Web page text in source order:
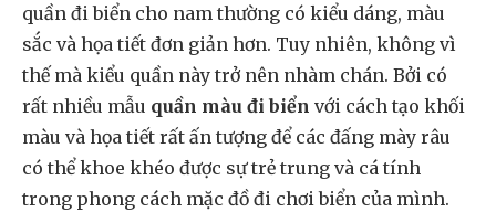
quần đi biển cho nam thường có kiểu dáng, màu
sắc và họa tiết đơn giản hơn. Tuy nhiên, không vì
thế mà kiểu quần này trở nên nhàm chán. Bởi có
rất nhiều mẫu quần màu đi biển với cách tạo khối
màu và họa tiết rất ấn tượng để các đấng mày râu
có thể khoe khéo được sự trẻ trung và cá tính
trong phong cách mặc đồ đi chơi biển của mình.